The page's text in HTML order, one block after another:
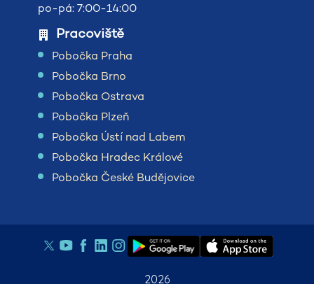
po-pá: 7:00-14:00
Pracoviště
Pobočka Praha
Pobočka Brno
Pobočka Ostrava
Pobočka Plzeň
Pobočka Ústí nad Labem
Pobočka Hradec Králové
Pobočka České Budějovice
2026